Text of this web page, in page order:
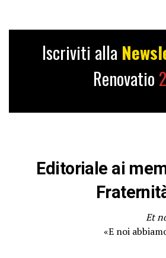
Iscriviti alla
Renovatio
Editoriale ai
Et
«E noi